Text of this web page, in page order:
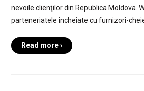
nevoile clienţilor din Republica Moldova.
parteneriatele încheiate cu furnizori-
Read more ›